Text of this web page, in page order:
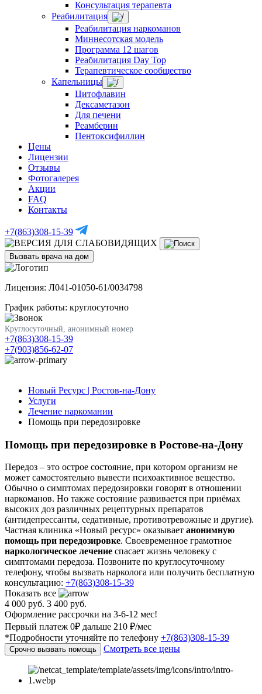
Консультация терапевта
Реабилитация
Реабилитация наркоманов
Миннесотская модель
Программа 12 шагов
Реабилитация Day Top
Терапевтическое сообщество
Капельницы
Цитофлавин
Дексаметазон
Для печени
Реамберин
Пентоксифиллин
Цены
Лицензии
Отзывы
Фотогалерея
Акции
FAQ
Контакты
+7(863)308-15-39
Вызвать врача на дом
Лицензия: Л041-01050-61/0034798
График работы: круглосуточно
Круглосуточный, анонимный номер
+7(863)308-15-39
+7(903)856-62-07
Новый Ресурс | Ростов-на-Дону
Услуги
Лечение наркомании
Помощь при передозировке
Помощь при передозировке в Ростове-на-Дону
Передоз – это острое состояние, при котором организм не
может самостоятельно вывести психоактивное вещество.
Обычно о симптомах передозировки говорят в отношении
наркоманов. Но также состояние развивается при приёмах
высоких доз различных рецептурных препаратов
(антидепрессанты, седативные, противотревожные и другие).
Частная клиника «Новый ресурс» оказывает анонимную
помощь при передозировке. Своевременное грамотное
наркологическое лечение спасает жизнь человеку с
симптомами передоза. Позвоните по круглосуточному
телефону, чтобы вызвать нарколога или получить бесплатную
консультацию: +7(863)308-15-39
Показать все
4 000 руб. 3 400 руб.
Оформление рассрочки на 3-6-12 мес!
Первый платеж 0₽ дальше 210 ₽/мес
*Подробности уточняйте по телефону +7(863)308-15-39
Срочно вызвать помощь Смотреть все цены